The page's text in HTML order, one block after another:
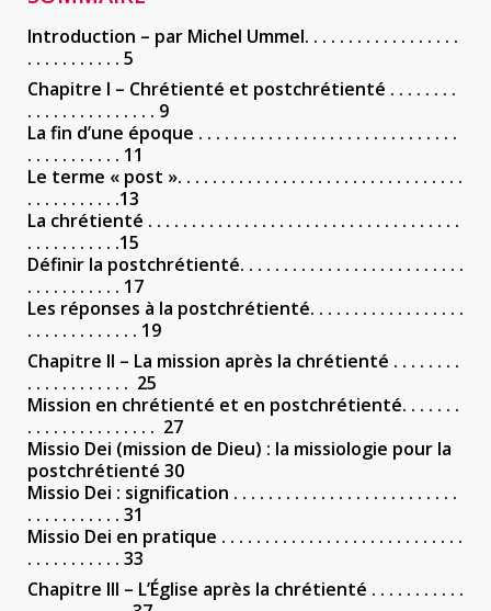
Introduction – par Michel Ummel. . . . . . . . . . . . . . . . . .
. . . . . . . . . . . 5
Chapitre I – Chrétienté et postchrétienté . . . . . . . .
. . . . . . . . . . . . . . . 9
La fin d’une époque . . . . . . . . . . . . . . . . . . . . . . . . . . . . . .
. . . . . . . . . . . 11
Le terme « post ». . . . . . . . . . . . . . . . . . . . . . . . . . . . . . . . .
. . . . . . . . . . .13
La chrétienté . . . . . . . . . . . . . . . . . . . . . . . . . . . . . . . . . . . .
. . . . . . . . . . .15
Définir la postchrétienté. . . . . . . . . . . . . . . . . . . . . . . . . .
. . . . . . . . . . . 17
Les réponses à la postchrétienté. . . . . . . . . . . . . . . . . .
. . . . . . . . . . . . . 19
Chapitre II – La mission après la chrétienté . . . . . . . .
. . . . . . . . . . . . 25
Mission en chrétienté et en postchrétienté. . . . . . .
. . . . . . . . . . . . . . . 27
Missio Dei (mission de Dieu) : la missiologie pour la
postchrétienté 30
Missio Dei : signification . . . . . . . . . . . . . . . . . . . . . . . . . .
. . . . . . . . . . . 31
Missio Dei en pratique . . . . . . . . . . . . . . . . . . . . . . . . . . . .
. . . . . . . . . . . 33
Chapitre III – L’Église après la chrétienté . . . . . . . . . . .